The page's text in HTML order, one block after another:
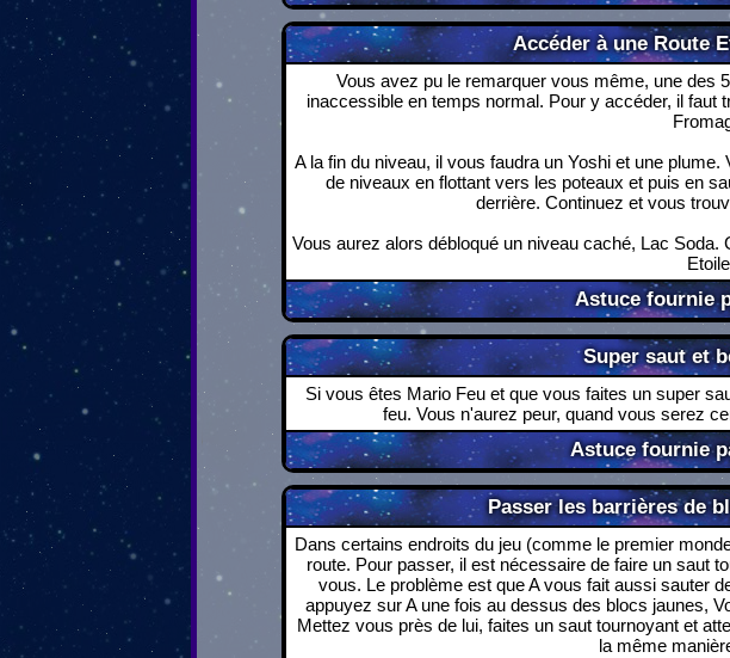
Accéder à une Route
Astuce fournie
Vous avez pu le remarquer vous même, une des
inaccessible en temps normal. Pour y accéder, il faut
A la fin du niveau, il vous faudra un Yoshi et une
de niveaux en flottant vers les poteaux et puis en
derrière. Continuez et vous
Vous aurez alors débloqué un niveau caché, Lac
Super saut et
Astuce fournie
Si vous êtes Mario Feu et que vous faites un super
feu. Vous n'aurez peur, quand vous serez
Passer les barrières de
Dans certains endroits du jeu (comme le premier
route. Pour passer, il est nécessaire de faire un saut
vous. Le problème est que A vous fait aussi sauter
appuyez sur A une fois au dessus des blocs jaunes,
Mettez vous près de lui, faites un saut tournoyant et
la même